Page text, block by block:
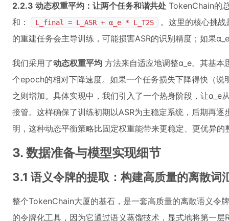
2.2.3 动态权重平均：让两个任务和谐共处 TokenChain的
和：
L_final = L_ASR + α_e * L_T2S
。这里的核心挑
的重建任务会主导训练，可能损害ASR的识别精度；如果
我们采用了动态权重平均 方法来自适应地调整α_e。其基本
个epoch的相对下降速度。如果一个任务损失下降得快（说
之则增加。具体实现中，我们引入了一个热身阶段，让α_e
接管。这样确保了训练初期以ASR为主稳定系统，后期再
明，这种动态平衡策略比固定权重能带来更稳定、更优异的
3. 数据准备与模型实现细节
3.1 语义令牌的提取：构建高质量的离散词
整个TokenChain大厦的基石，是一套高质量的离散语义令
的令牌化工具，因为它通过语义蒸馏技术，显式地将第一